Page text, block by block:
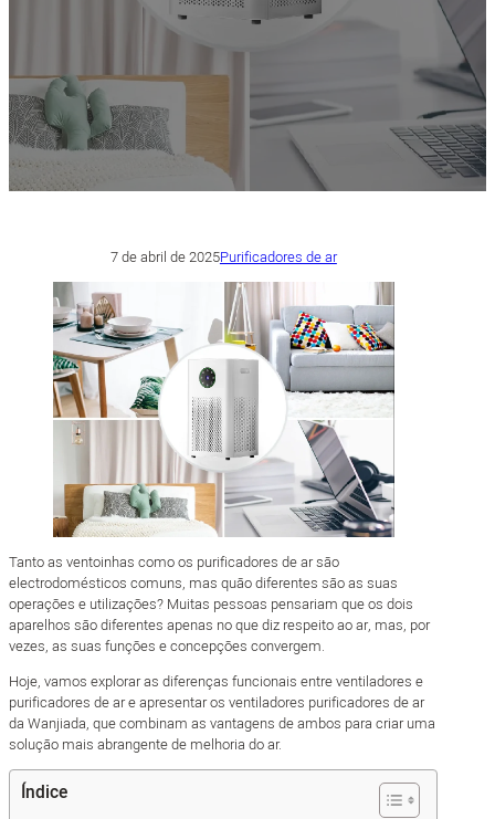
7 de abril de 2025Purificadores de ar
Tanto as ventoinhas como os purificadores de ar são
electrodomésticos comuns, mas quão diferentes são as suas
operações e utilizações? Muitas pessoas pensariam que os dois
aparelhos são diferentes apenas no que diz respeito ao ar, mas, por
vezes, as suas funções e concepções convergem.
Hoje, vamos explorar as diferenças funcionais entre ventiladores e
purificadores de ar e apresentar os ventiladores purificadores de ar
da Wanjiada, que combinam as vantagens de ambos para criar uma
solução mais abrangente de melhoria do ar.
Índice